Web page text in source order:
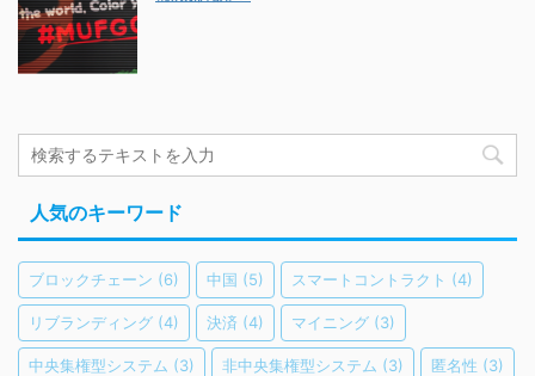
人気のキーワード
ブロックチェーン (6) 中国 (5) スマートコントラクト (4)
リブランディング (4) 決済 (4) マイニング (3)
中央集権型システム (3) 非中央集権型システム (3) 匿名性 (3)